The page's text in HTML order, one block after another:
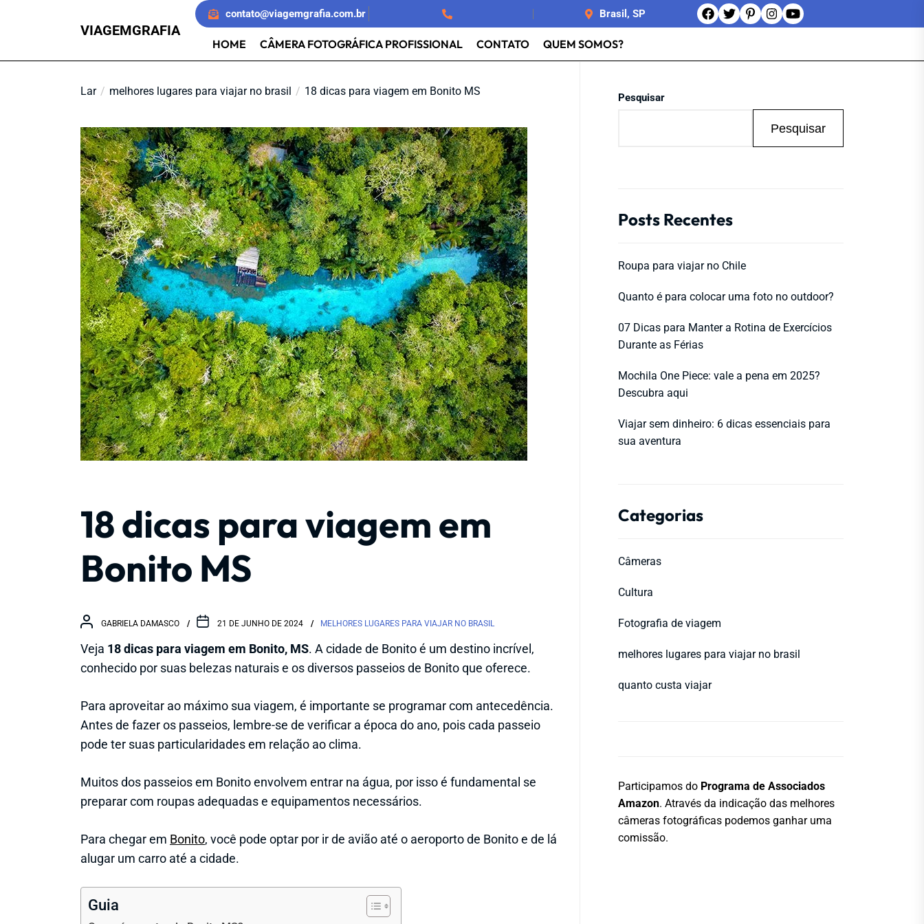
conteúdo
VIAGEMGRAFIA
contato@viagemgrafia.com.br Brasil, SP
HOME CÂMERA FOTOGRÁFICA PROFISSIONAL CONTATO QUEM SOMOS?
Lar melhores lugares para viajar no brasil 18 dicas para viagem em Bonito MS
18 dicas para viagem em
Bonito MS
GABRIELA DAMASCO 21 DE JUNHO DE 2024 MELHORES LUGARES PARA VIAJAR NO BRASIL
Veja 18 dicas para viagem em Bonito, MS. A cidade de Bonito é um destino incrível,
conhecido por suas belezas naturais e os diversos passeios de Bonito que oferece.
Para aproveitar ao máximo sua viagem, é importante se programar com antecedência.
Antes de fazer os passeios, lembre-se de verificar a época do ano, pois cada passeio
pode ter suas particularidades em relação ao clima.
Muitos dos passeios em Bonito envolvem entrar na água, por isso é fundamental se
preparar com roupas adequadas e equipamentos necessários.
Para chegar em Bonito, você pode optar por ir de avião até o aeroporto de Bonito e de lá
alugar um carro até a cidade.
Guia
Pesquisar
Pesquisar
Posts Recentes
Roupa para viajar no Chile
Quanto é para colocar uma foto no outdoor?
07 Dicas para Manter a Rotina de Exercícios
Durante as Férias
Mochila One Piece: vale a pena em 2025?
Descubra aqui
Viajar sem dinheiro: 6 dicas essenciais para
sua aventura
Categorias
Câmeras
Cultura
Fotografia de viagem
melhores lugares para viajar no brasil
quanto custa viajar
Participamos do Programa de Associados
Amazon. Através da indicação das melhores
câmeras fotográficas podemos ganhar uma
comissão.